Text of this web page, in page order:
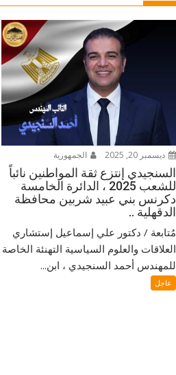
ديسمبر 20, 2025 الجمهورية
السنجيدي إنتزع ثقة المواطنين نائباً
للشعب 2025 ، الدائرة الخامسة
دكرنس بني عبيد شربين محافظة
الدقهلية ..
مُتابعة / دكتور علي إسماعيل إستشاري
العلاقات والعلوم السياسية التهنئة الخاصة
للمهندس أحمد السنجيدي ، ابن...
عاجل